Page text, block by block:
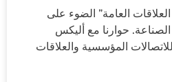
العامة” الضوء على
حوارنا مع أليكس
المؤسسية والعلاقات